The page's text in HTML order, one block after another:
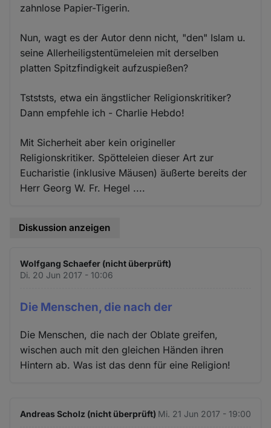
zahnlose Papier-Tigerin.
Nun, wagt es der Autor denn nicht, "den" Islam u.
seine Allerheiligstentümeleien mit derselben
platten Spitzfindigkeit aufzuspießen?
Tstststs, etwa ein ängstlicher Religionskritiker?
Dann empfehle ich - Charlie Hebdo!
Mit Sicherheit aber kein origineller
Religionskritiker. Spötteleien dieser Art zur
Eucharistie (inklusive Mäusen) äußerte bereits der
Herr Georg W. Fr. Hegel ....
Diskussion anzeigen
Wolfgang Schaefer (nicht überprüft)
Di. 20 Jun 2017 - 10:06
Die Menschen, die nach der
Die Menschen, die nach der Oblate greifen,
wischen auch mit den gleichen Händen ihren
Hintern ab. Was ist das denn für eine Religion!
Andreas Scholz (nicht überprüft) Mi. 21 Jun 2017 - 19:00